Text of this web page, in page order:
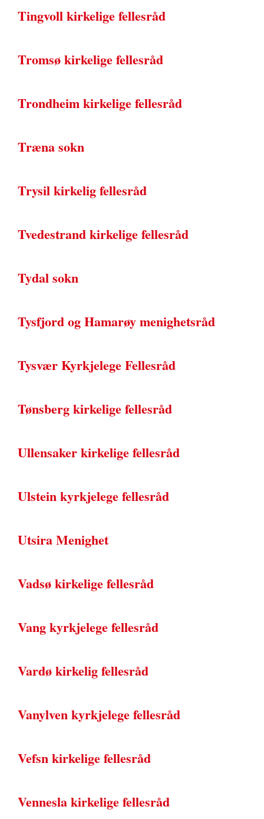
Tingvoll kirkelige fellesråd
Tromsø kirkelige fellesråd
Trondheim kirkelige fellesråd
Træna sokn
Trysil kirkelig fellesråd
Tvedestrand kirkelige fellesråd
Tydal sokn
Tysfjord og Hamarøy menighetsråd
Tysvær Kyrkjelege Fellesråd
Tønsberg kirkelige fellesråd
Ullensaker kirkelige fellesråd
Ulstein kyrkjelege fellesråd
Utsira Menighet
Vadsø kirkelige fellesråd
Vang kyrkjelege fellesråd
Vardø kirkelig fellesråd
Vanylven kyrkjelege fellesråd
Vefsn kirkelige fellesråd
Vennesla kirkelige fellesråd